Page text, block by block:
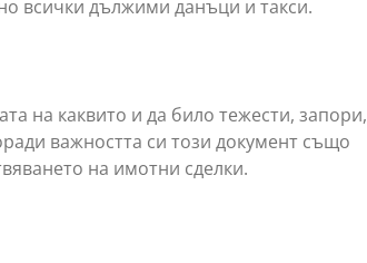
всички дължими данъци и такси.
на каквито и да било тежести, запори,
важността си този документ също
на имотни сделки.